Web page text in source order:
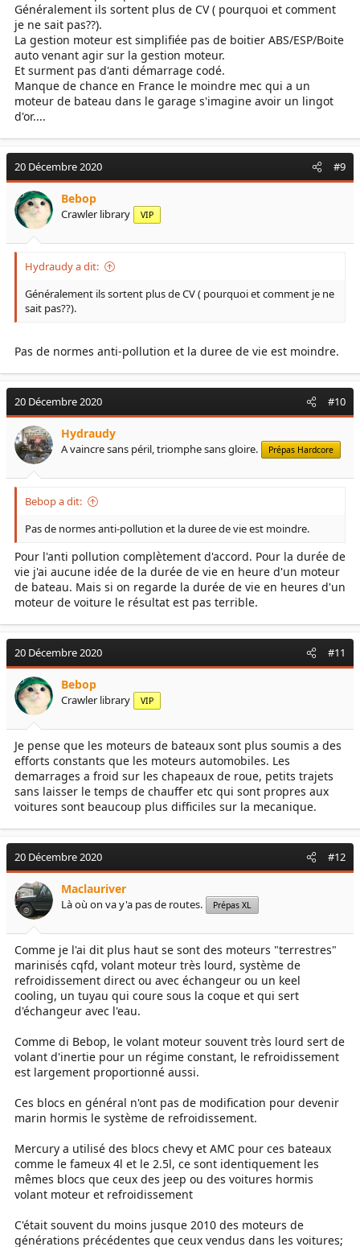
Généralement ils sortent plus de CV ( pourquoi et comment
je ne sait pas??).
La gestion moteur est simplifiée pas de boitier ABS/ESP/Boite
auto venant agir sur la gestion moteur.
Et surment pas d'anti démarrage codé.
Manque de chance en France le moindre mec qui a un
moteur de bateau dans le garage s'imagine avoir un lingot
d'or....
20 Décembre 2020 #9
Bebop
Crawler library VIP
Hydraudy a dit:
Généralement ils sortent plus de CV ( pourquoi et comment je ne
sait pas??).
Pas de normes anti-pollution et la duree de vie est moindre.
20 Décembre 2020 #10
Hydraudy
A vaincre sans péril, triomphe sans gloire. Prépas Hardcore
Bebop a dit:
Pas de normes anti-pollution et la duree de vie est moindre.
Pour l'anti pollution complètement d'accord. Pour la durée de
vie j'ai aucune idée de la durée de vie en heure d'un moteur
de bateau. Mais si on regarde la durée de vie en heures d'un
moteur de voiture le résultat est pas terrible.
20 Décembre 2020 #11
Bebop
Crawler library VIP
Je pense que les moteurs de bateaux sont plus soumis a des
efforts constants que les moteurs automobiles. Les
demarrages a froid sur les chapeaux de roue, petits trajets
sans laisser le temps de chauffer etc qui sont propres aux
voitures sont beaucoup plus difficiles sur la mecanique.
20 Décembre 2020 #12
Maclauriver
Là où on va y'a pas de routes. Prépas XL
Comme je l'ai dit plus haut se sont des moteurs "terrestres"
marinisés cqfd, volant moteur très lourd, système de
refroidissement direct ou avec échangeur ou un keel
cooling, un tuyau qui coure sous la coque et qui sert
d'échangeur avec l'eau.
Comme di Bebop, le volant moteur souvent très lourd sert de
volant d'inertie pour un régime constant, le refroidissement
est largement proportionné aussi.
Ces blocs en général n'ont pas de modification pour devenir
marin hormis le système de refroidissement.
Mercury a utilisé des blocs chevy et AMC pour ces bateaux
comme le fameux 4l et le 2.5l, ce sont identiquement les
mêmes blocs que ceux des jeep ou des voitures hormis
volant moteur et refroidissement
C'était souvent du moins jusque 2010 des moteurs de
générations précédentes que ceux vendus dans les voitures;